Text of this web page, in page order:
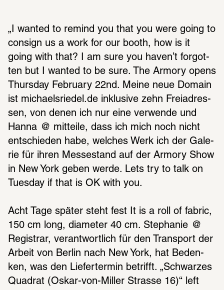
„I wanted to remind you that you were going to
consign us a work for our booth, how is it
going with that? I am sure you haven’t forgot­
ten but I wanted to be sure. The Armory opens
Thurs­day Febru­ary 22nd. Meine neue Domain
ist micha­els­rie­del.de inklu­sive zehn Frei­adres­
sen, von denen ich nur eine verwende und
Hanna  @ mitteile, dass ich mich noch nicht
entschie­den habe, welches Werk ich der Gale­
rie für ihren Messe­stand auf der Armory Show
in New York geben werde. Lets try to talk on
Tues­day if that is OK with you.
Acht Tage später steht fest It is a roll of fabric,
150 cm long, diame­ter 40 cm. Stepha­nie  @
Regis­trar, verant­wort­lich für den Trans­port der
Arbeit von Berlin nach New York, hat Beden­
ken, was den Liefer­ter­min betrifft. „Schwar­zes
Quadrat (Oskar-von-Miller Strasse 16)“ left